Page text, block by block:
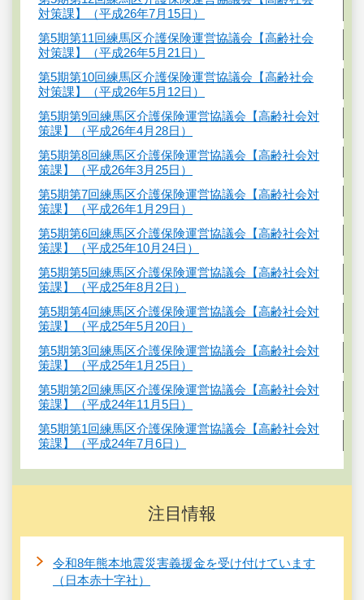
対策課】（平成26年7月15日）
第5期第11回練馬区介護保険運営協議会【高齢社会
対策課】（平成26年5月21日）
第5期第10回練馬区介護保険運営協議会【高齢社会
対策課】（平成26年5月12日）
第5期第9回練馬区介護保険運営協議会【高齢社会対
策課】（平成26年4月28日）
第5期第8回練馬区介護保険運営協議会【高齢社会対
策課】（平成26年3月25日）
第5期第7回練馬区介護保険運営協議会【高齢社会対
策課】（平成26年1月29日）
第5期第6回練馬区介護保険運営協議会【高齢社会対
策課】（平成25年10月24日）
第5期第5回練馬区介護保険運営協議会【高齢社会対
策課】（平成25年8月2日）
第5期第4回練馬区介護保険運営協議会【高齢社会対
策課】（平成25年5月20日）
第5期第3回練馬区介護保険運営協議会【高齢社会対
策課】（平成25年1月25日）
第5期第2回練馬区介護保険運営協議会【高齢社会対
策課】（平成24年11月5日）
第5期第1回練馬区介護保険運営協議会【高齢社会対
策課】（平成24年7月6日）
注目情報
令和8年熊本地震災害義援金を受け付けています
（日本赤十字社）